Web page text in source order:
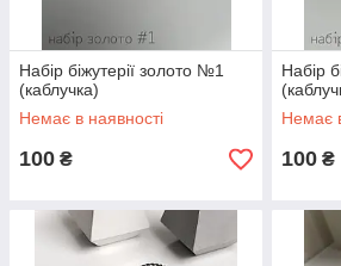
Набір біжутерії золото №1
(каблучка)
Немає в наявності
100 ₴
Набір
Немає
100 ₴